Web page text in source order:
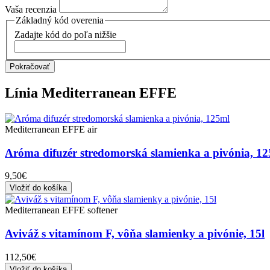
Vaša recenzia
Základný kód overenia
Zadajte kód do poľa nižšie
Pokračovať
Línia Mediterranean EFFE
Mediterranean EFFE air
Aróma difuzér stredomorská slamienka a pivónia,
9,50€
Vložiť do košíka
Mediterranean EFFE softener
Aviváž s vitamínom F, vôňa slamienky a pivónie, 15l
112,50€